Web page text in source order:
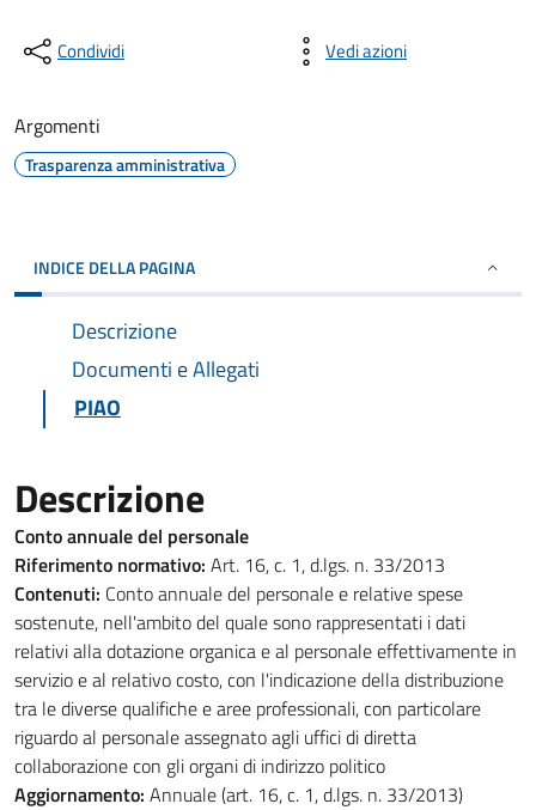
Condividi Vedi azioni
Argomenti
Trasparenza amministrativa
INDICE DELLA PAGINA
Descrizione
Documenti e Allegati
PIAO
Descrizione
Conto annuale del personale
Riferimento normativo: Art. 16, c. 1, d.lgs. n. 33/2013
Contenuti: Conto annuale del personale e relative spese
sostenute, nell'ambito del quale sono rappresentati i dati
relativi alla dotazione organica e al personale effettivamente in
servizio e al relativo costo, con l'indicazione della distribuzione
tra le diverse qualifiche e aree professionali, con particolare
riguardo al personale assegnato agli uffici di diretta
collaborazione con gli organi di indirizzo politico
Aggiornamento: Annuale (art. 16, c. 1, d.lgs. n. 33/2013)